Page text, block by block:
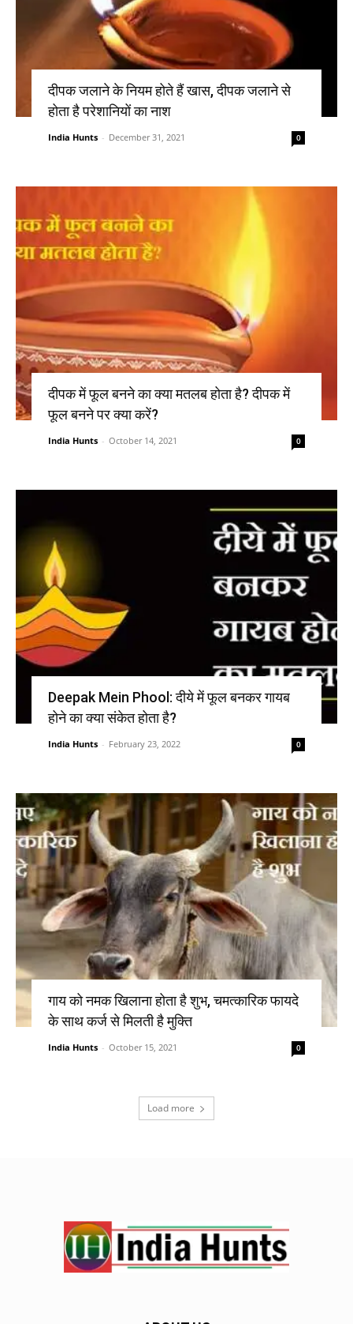
दीपक जलाने के नियम होते हैं खास, दीपक जलाने से
होता है परेशानियों का नाश
India Hunts - December 31, 2021 0
दीपक में फूल बनने का क्या मतलब होता है? दीपक में
फूल बनने पर क्या करें?
India Hunts - October 14, 2021 0
Deepak Mein Phool: दीये में फूल बनकर गायब
होने का क्या संकेत होता है?
India Hunts - February 23, 2022 0
गाय को नमक खिलाना होता है शुभ, चमत्कारिक फायदे
के साथ कर्ज से मिलती है मुक्ति
India Hunts - October 15, 2021 0
Load more